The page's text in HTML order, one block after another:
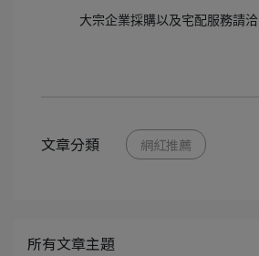
大宗企業採購以及宅配服務請洽
文章分類 網紅推薦
所有文章主題